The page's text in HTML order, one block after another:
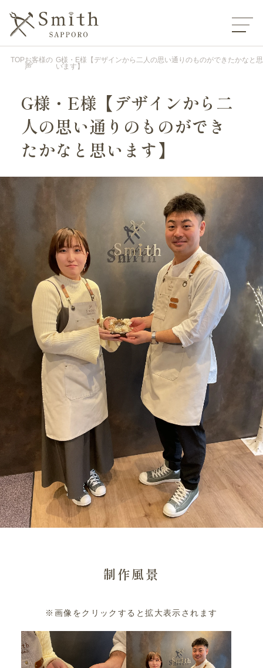
TOPお客様の
声
G様・E様【デザインから二人の思い通りのものができたかなと思
います】
G様・E様【デザインから二
人の思い通りのものができ
たかなと思います】
制作風景
※画像をクリックすると拡大表示されます